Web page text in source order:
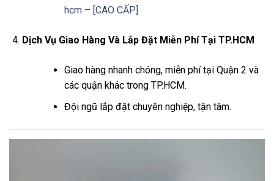
hcm – [CAO CẤP]
Dịch Vụ Giao Hàng Và Lắp Đặt Miễn Phí Tại TP.HCM
Giao hàng nhanh chóng, miễn phí tại Quận 2 và
các quận khác trong TP.HCM.
Đội ngũ lắp đặt chuyên nghiệp, tận tâm.